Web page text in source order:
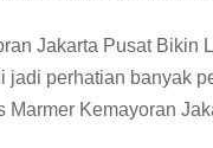
Jakarta Pusat Bikin
jadi perhatian banyak
Marmer Kemayoran